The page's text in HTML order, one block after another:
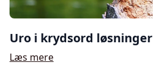
Uro i krydsord løsninger
Læs mere